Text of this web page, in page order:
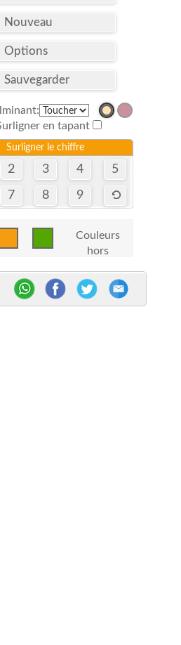
Nouveau
Options
Sauvegarder
en tapant
Surligner le chiffre
2 3 4 5
7 8 9
Couleurs
hors